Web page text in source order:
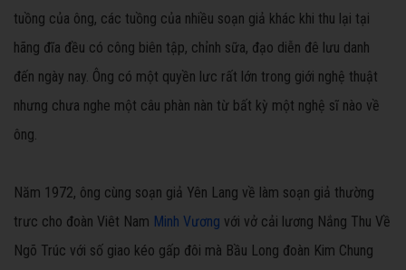
tuồng của ông, các tuồng của nhiều soạn giả khác khi thu lại tại
hãng đĩa đều có công biên tập, chỉnh sữa, đạo diễn đê lưu danh
đến ngày nay. Ông có một quyền lưc rất lớn trong giới nghệ thuật
nhưng chưa nghe một câu phàn nàn từ bất kỳ một nghệ sĩ nào về
ông.
Năm 1972, ông cùng soạn giả Yên Lang về làm soạn giả thường
trưc cho đoàn Viêt Nam Minh Vương với vở cải lương Nắng Thu Về
Ngõ Trúc với số giao kéo gấp đôi mà Bầu Long đoàn Kim Chung